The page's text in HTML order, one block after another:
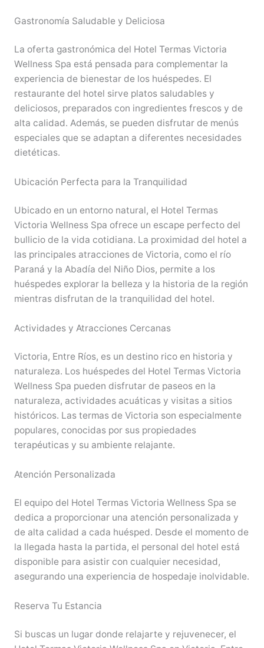
Gastronomía Saludable y Deliciosa
La oferta gastronómica del Hotel Termas Victoria
Wellness Spa está pensada para complementar la
experiencia de bienestar de los huéspedes. El
restaurante del hotel sirve platos saludables y
deliciosos, preparados con ingredientes frescos y de
alta calidad. Además, se pueden disfrutar de menús
especiales que se adaptan a diferentes necesidades
dietéticas.
Ubicación Perfecta para la Tranquilidad
Ubicado en un entorno natural, el Hotel Termas
Victoria Wellness Spa ofrece un escape perfecto del
bullicio de la vida cotidiana. La proximidad del hotel a
las principales atracciones de Victoria, como el río
Paraná y la Abadía del Niño Dios, permite a los
huéspedes explorar la belleza y la historia de la región
mientras disfrutan de la tranquilidad del hotel.
Actividades y Atracciones Cercanas
Victoria, Entre Ríos, es un destino rico en historia y
naturaleza. Los huéspedes del Hotel Termas Victoria
Wellness Spa pueden disfrutar de paseos en la
naturaleza, actividades acuáticas y visitas a sitios
históricos. Las termas de Victoria son especialmente
populares, conocidas por sus propiedades
terapéuticas y su ambiente relajante.
Atención Personalizada
El equipo del Hotel Termas Victoria Wellness Spa se
dedica a proporcionar una atención personalizada y
de alta calidad a cada huésped. Desde el momento de
la llegada hasta la partida, el personal del hotel está
disponible para asistir con cualquier necesidad,
asegurando una experiencia de hospedaje inolvidable.
Reserva Tu Estancia
Si buscas un lugar donde relajarte y rejuvenecer, el